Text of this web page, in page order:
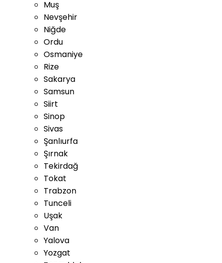
Muş
Nevşehir
Niğde
Ordu
Osmaniye
Rize
Sakarya
Samsun
Siirt
Sinop
Sivas
Şanlıurfa
Şırnak
Tekirdağ
Tokat
Trabzon
Tunceli
Uşak
Van
Yalova
Yozgat